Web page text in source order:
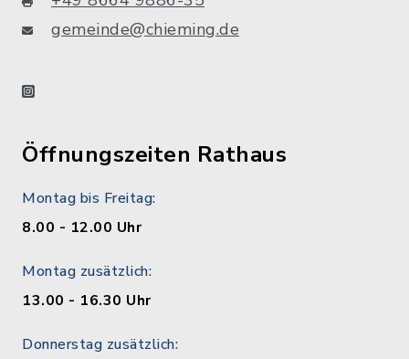
gemeinde@chieming.de
instagram
Öffnungszeiten Rathaus
Montag bis Freitag:
8.00 - 12.00 Uhr
Montag zusätzlich:
13.00 - 16.30 Uhr
Donnerstag zusätzlich: